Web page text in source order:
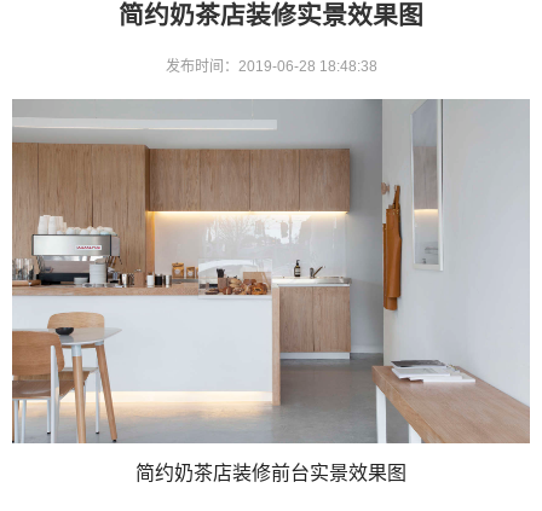
简约奶茶店装修实景效果图
发布时间：2019-06-28 18:48:38
简约奶茶店装修前台实景效果图